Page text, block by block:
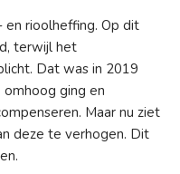
rioolheffing. Op dit
terwijl het
Dat was in 2019
ging en
Maar nu ziet
deze te verhogen. Dit